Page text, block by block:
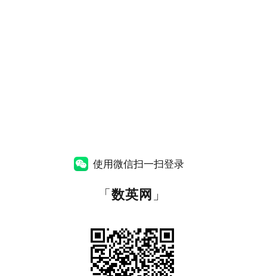
使用微信扫一扫登录
「数英网 」